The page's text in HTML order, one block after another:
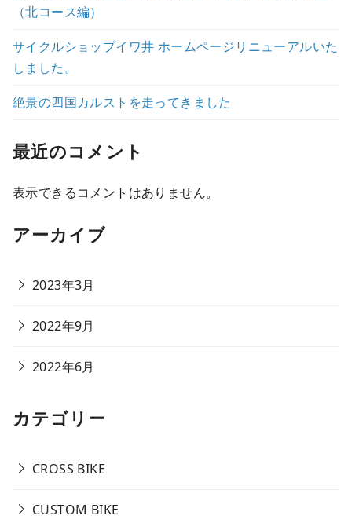
（北コース編）
サイクルショップイワ井 ホームページリニューアルいた
しました。
絶景の四国カルストを走ってきました
最近のコメント
表示できるコメントはありません。
アーカイブ
2023年3月
2022年9月
2022年6月
カテゴリー
CROSS BIKE
CUSTOM BIKE